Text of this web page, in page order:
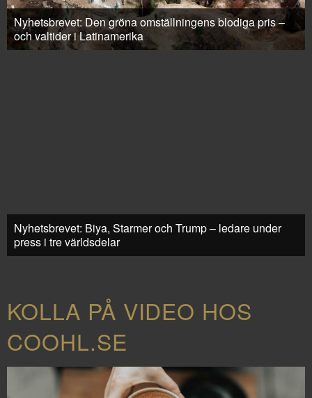
Nyhetsbrevet: Den gröna omställningens blodiga pris –
och valtider i Latinamerika
Nyhetsbrevet: Biya, Starmer och Trump – ledare under
press i tre världsdelar
KOLLA PÅ VIDEO HOS
COOHL.SE